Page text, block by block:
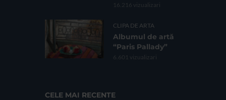
16.216 vizualizari
CLIPA DE ARTA
Albumul de artă
“Paris Pallady”
6.601 vizualizari
CELE MAI RECENTE